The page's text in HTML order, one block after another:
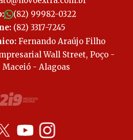
(82) 99982-0322
(82) 3317-7245
Fernando Araújo Filho
Wall Street, Poço -
Maceió - Alagoas